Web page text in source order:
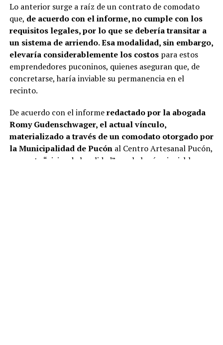
Lo anterior surge a raíz de un contrato de comodato
que, de acuerdo con el informe, no cumple con los
requisitos legales, por lo que se debería transitar a
un sistema de arriendo. Esa modalidad, sin embargo,
elevaría considerablemente los costospara estos
emprendedores puconinos, quienes aseguran que, de
concretarse, haría inviable su permanencia en el
recinto.
De acuerdo con el informeredactado por la abogada
Romy Gudenschwager, el actual vínculo,
materializado a través de un comodato otorgado por
la Municipalidad de Pucónal Centro Artesanal Pucón,
presenta “vicios de legalidad” que lo harían inviable.